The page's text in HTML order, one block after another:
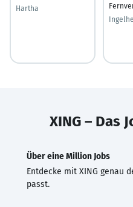
Hartha
XING – Das
Über eine Million Jobs
Entdecke mit XING genau
passt.